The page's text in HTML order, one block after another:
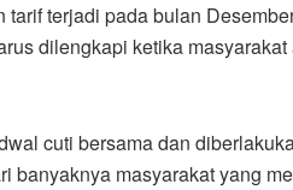
terjadi pada bulan
dilengkapi ketika
cuti bersama dan
banyaknya masyarakat yang